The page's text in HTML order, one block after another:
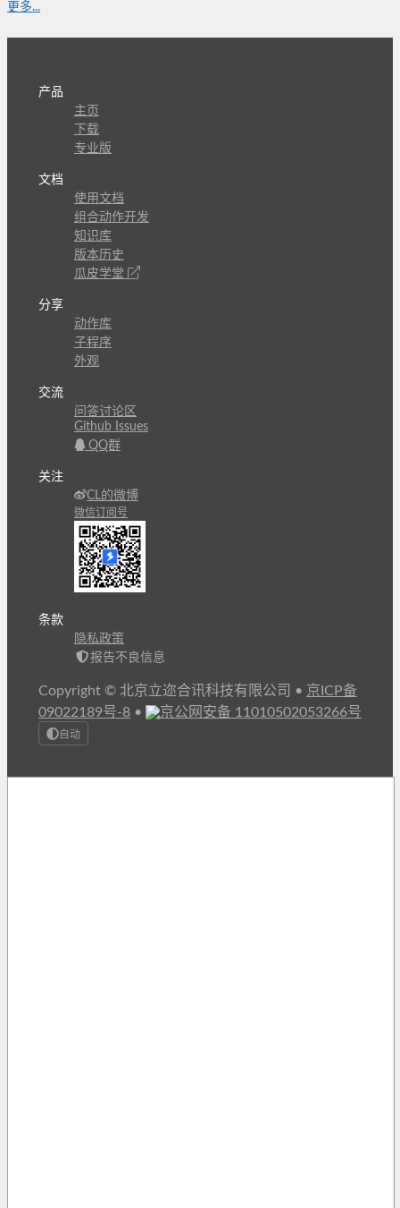
更多...
产品
主页
下载
专业版
文档
使用文档
组合动作开发
知识库
版本历史
瓜皮学堂
分享
动作库
子程序
外观
交流
问答讨论区
Github Issues
QQ群
关注
CL的微博
微信订阅号
条款
隐私政策
报告不良信息
Copyright © 北京立迩合讯科技有限公司 • 京ICP备
09022189号-8 • 京公网安备 11010502053266号
自动